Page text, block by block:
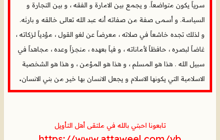
سرياً يكون متواضعاً. و يجمع بين الامارة و الفقه ، و بين التجارة و
السياسة. و أسمى صفة من صفاته أنه عبد الله تعالى خالقه و بارئه.
و لذلك تجده خاشعاً في صلاته ، معرضاً عن لغو القول ، مؤدياً لزكاته ،
غاضاً لبصره ، حافظاً لأماناته ، و فياً بعهده ، منجزاً وعده ، مجاهداً في
سبيل الله . هذا هو المسلم ، و هذا هو المؤمن ، و هذا هو الشخصية
الاسلامية التي يكونها الاسلام و يجعل الانسان بها خير من بني الانسان.
تابعونا احبتي بالله في ملتقى أهل التأويل